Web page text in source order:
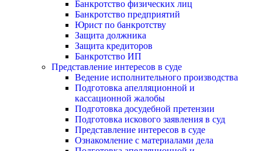
Банкротство физических лиц
Банкротство предприятий
Юрист по банкротству
Защита должника
Защита кредиторов
Банкротство ИП
Представление интересов в суде
Ведение исполнительного производства
Подготовка апелляционной и
кассационной жалобы
Подготовка досудебной претензии
Подготовка искового заявления в суд
Представление интересов в суде
Ознакомление с материалами дела